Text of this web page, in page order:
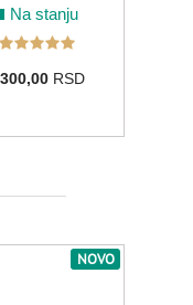
Na stanju
RSD
NOVO